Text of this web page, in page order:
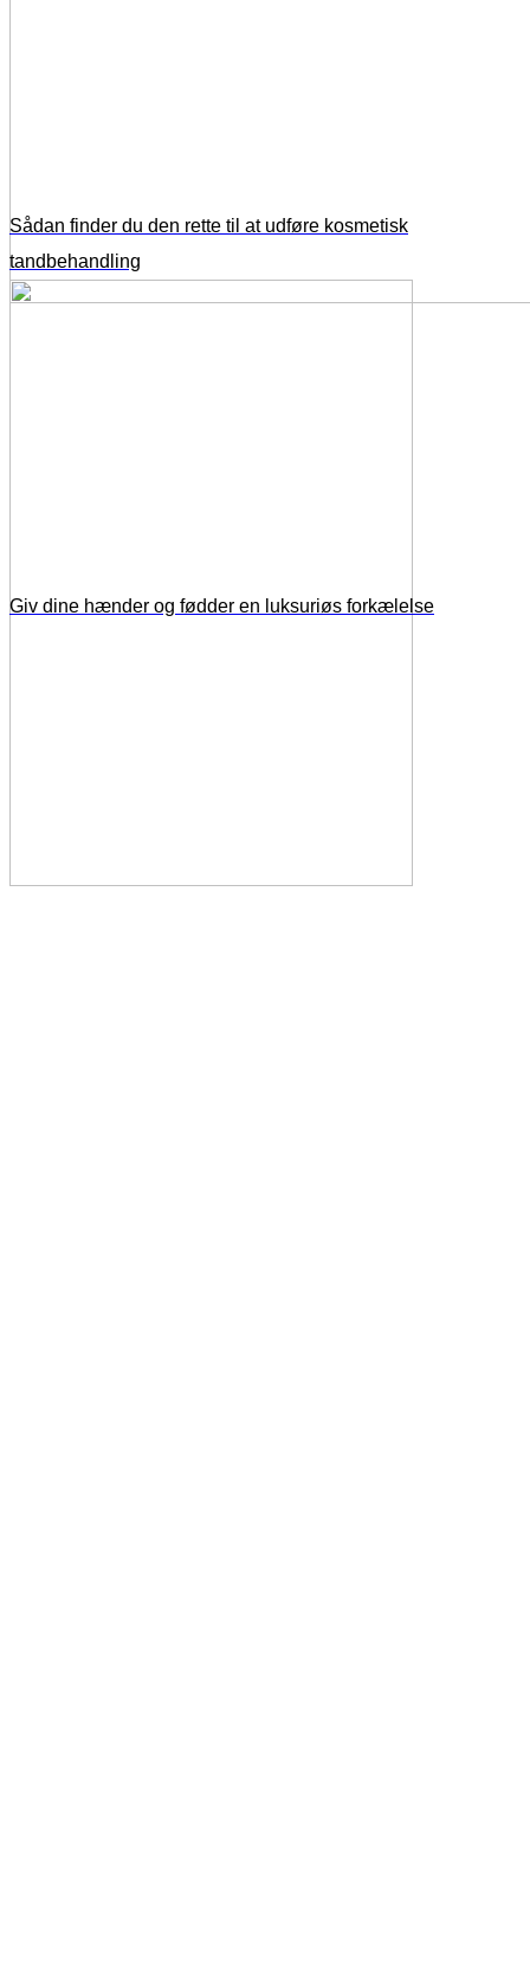
Sådan finder du den rette til at udføre kosmetisk
tandbehandling
Giv dine hænder og fødder en luksuriøs forkælelse